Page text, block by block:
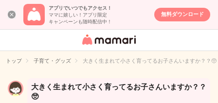
アプリでいつでもアクセス！
ママに嬉しい！アプリ限定
キャンペーンも随時配信中！
無料ダウンロード
女性専用匿名QA
イト
トップ 子育て・グッズ 大きく生まれて小さく育ってるお子さんいますか？？🥺
大きく生まれて小さく育ってるお子さんいますか？？
🥺